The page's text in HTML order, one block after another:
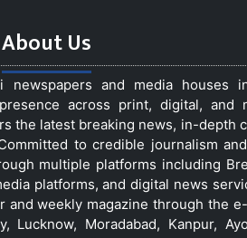
About Us
and media houses
across print, digital, and
the latest breaking news, in-depth
to credible journalism
multiple platforms including
platforms, and digital news
weekly magazine through the
Moradabad, Kanpur,